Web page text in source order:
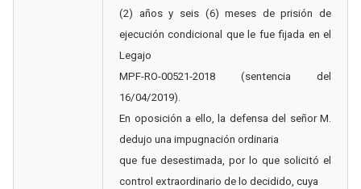
(2) años y seis (6) meses de prisión de
ejecución condicional que le fue fijada en el
Legajo
MPF-RO-00521-2018 (sentencia del
16/04/2019).
En oposición a ello, la defensa del señor M.
dedujo una impugnación ordinaria
que fue desestimada, por lo que solicitó el
control extraordinario de lo decidido, cuya